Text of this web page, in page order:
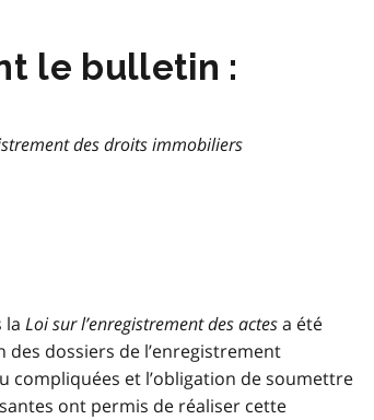
le bulletin :
des droits immobiliers
la Loi sur l’enregistrement des actesa été
dossiers de l’enregistrement
compliquées et l’obligation de soumettre
ont permis de réaliser cette